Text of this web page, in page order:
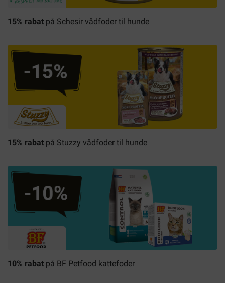
15% rabat på Schesir vådfoder til hunde
15% rabat på Stuzzy vådfoder til hunde
10% rabat på BF Petfood kattefoder